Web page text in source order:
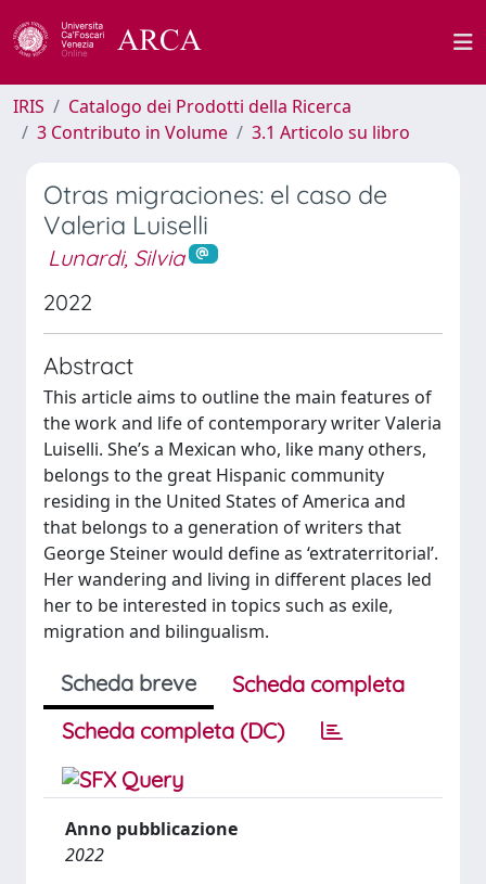
IRIS
Catalogo dei Prodotti della Ricerca
3 Contributo in Volume
3.1 Articolo su libro
Otras migraciones: el caso de
Valeria Luiselli
Lunardi, Silvia
2022
Abstract
This article aims to outline the main features of
the work and life of contemporary writer Valeria
Luiselli. She’s a Mexican who, like many others,
belongs to the great Hispanic community
residing in the United States of America and
that belongs to a generation of writers that
George Steiner would define as ‘extraterritorial’.
Her wandering and living in different places led
her to be interested in topics such as exile,
migration and bilingualism.
Scheda breve
Scheda completa
Scheda completa (DC)
Anno pubblicazione
2022